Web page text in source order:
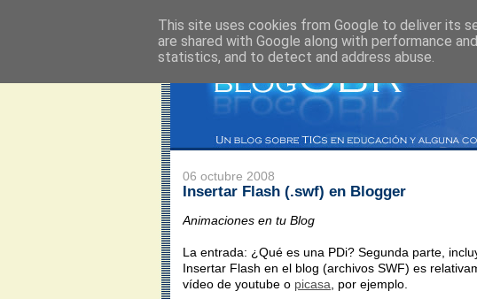
06 octubre 2008
Insertar Flash (.swf) en Blogger
Animaciones en tu Blog
La entrada: ¿Qué es una PDi? Segunda parte,
Insertar Flash en el blog (archivos SWF) es
vídeo de youtube o picasa , por ejemplo.
This site uses cookies from Google to deliver its
are shared with Google along with performance
statistics, and to detect and address abuse.